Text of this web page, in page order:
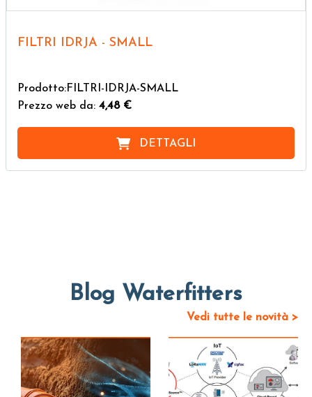
FILTRI IDRJA - SMALL
Prodotto:FILTRI-IDRJA-SMALL
Prezzo web da: 4,48 €
DETTAGLI
Blog Waterfitters
Vedi tutte le novità >